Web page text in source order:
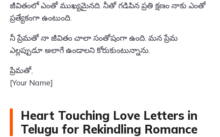
జీవితంలో ఎంతో ముఖ్యమైనది. నీతో గడిపిన ప్రతి క్షణం నాకు ఎంతో
ప్రత్యేకంగా ఉంటుంది.
నీ ప్రేమతో నా జీవితం చాలా సంతోషంగా ఉంది. మన ప్రేమ
ఎల్లప్పుడూ అలాగే ఉండాలని కోరుకుంటున్నాను.
ప్రేమతో,
[Your Name]
Heart Touching Love Letters in
Telugu for Rekindling Romance